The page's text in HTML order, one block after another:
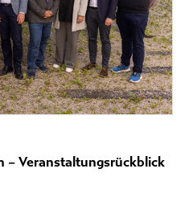
– Veranstaltungsrückblick